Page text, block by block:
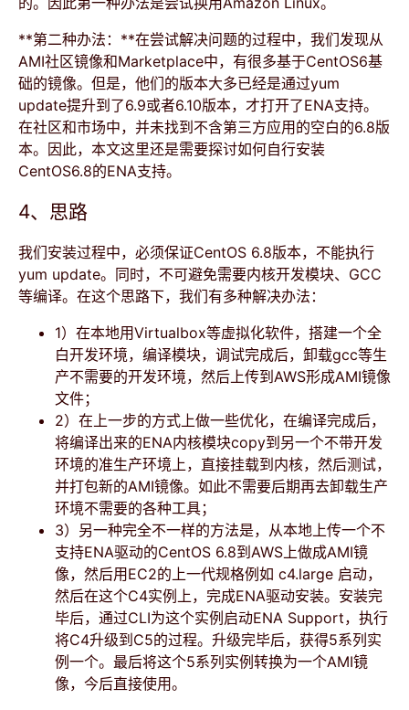
**第二种办法：**在尝试解决问题的过程中，我们发现从
AMI社区镜像和Marketplace中，有很多基于CentOS6基
础的镜像。但是，他们的版本大多已经是通过yum
update提升到了6.9或者6.10版本，才打开了ENA支持。
在社区和市场中，并未找到不含第三方应用的空白的6.8版
本。因此，本文这里还是需要探讨如何自行安装
CentOS6.8的ENA支持。
4、思路
我们安装过程中，必须保证CentOS 6.8版本，不能执行
yum update。同时，不可避免需要内核开发模块、GCC
等编译。在这个思路下，我们有多种解决办法：
1）在本地用Virtualbox等虚拟化软件，搭建一个全
白开发环境，编译模块，调试完成后，卸载gcc等生
产不需要的开发环境，然后上传到AWS形成AMI镜像
文件；
2）在上一步的方式上做一些优化，在编译完成后，
将编译出来的ENA内核模块copy到另一个不带开发
环境的准生产环境上，直接挂载到内核，然后测试，
并打包新的AMI镜像。如此不需要后期再去卸载生产
环境不需要的各种工具；
3）另一种完全不一样的方法是，从本地上传一个不
支持ENA驱动的CentOS 6.8到AWS上做成AMI镜
像，然后用EC2的上一代规格例如 c4.large 启动，
然后在这个C4实例上，完成ENA驱动安装。安装完
毕后，通过CLI为这个实例启动ENA Support，执行
将C4升级到C5的过程。升级完毕后，获得5系列实
例一个。最后将这个5系列实例转换为一个AMI镜
像，今后直接使用。